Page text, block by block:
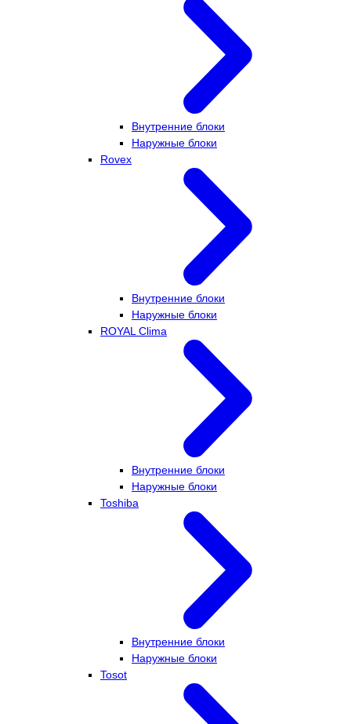
Внутренние блоки
Наружные блоки
Rovex
Внутренние блоки
Наружные блоки
ROYAL Clima
Внутренние блоки
Наружные блоки
Toshiba
Внутренние блоки
Наружные блоки
Tosot